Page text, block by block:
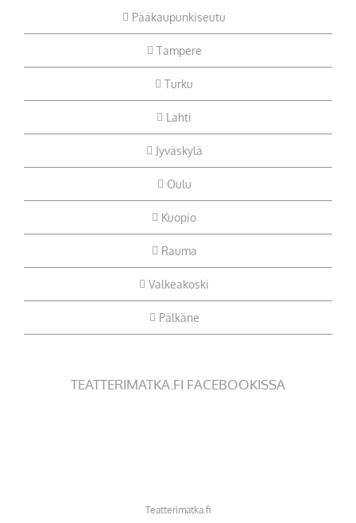
Pääkaupunkiseutu
Tampere
Turku
Lahti
Jyväskylä
Oulu
Kuopio
Rauma
Valkeakoski
Pälkäne
TEATTERIMATKA.FI FACEBOOKISSA
Teatterimatka.fi